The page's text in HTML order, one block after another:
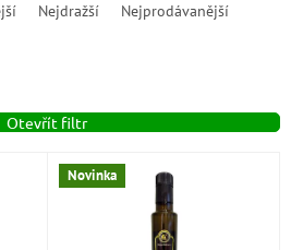
Nejdražší Nejprodávanější
Otevřít filtr
Novinka